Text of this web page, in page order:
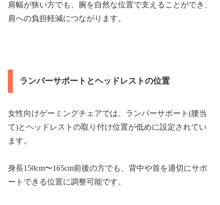
肩幅が狭い方でも、腕を自然な位置で支えることができ、
肩への負担軽減につながります。
ランバーサポートとヘッドレストの位置
女性向けゲーミングチェアでは、ランバーサポート(腰当
て)とヘッドレストの取り付け位置が低めに設定されてい
ます。
身長150cm〜165cm前後の方でも、背中や首を適切にサポ
ートできる位置に調整可能です。